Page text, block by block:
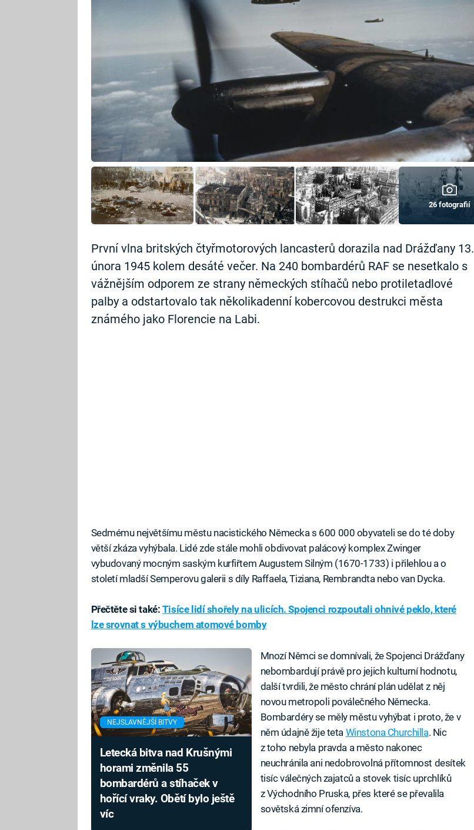
26 fotografií
První vlna britských čtyřmotorových lancasterů dorazila nad Drážďany 13.
února 1945 kolem desáté večer. Na 240 bombardérů RAF se nesetkalo s
vážnějším odporem ze strany německých stíhačů nebo protiletadlové
palby a odstartovalo tak několikadenní kobercovou destrukci města
známého jako Florencie na Labi.
Sedmému největšímu městu nacistického Německa s 600 000 obyvateli se do té doby
větší zkáza vyhýbala. Lidé zde stále mohli obdivovat palácový komplex Zwinger
vybudovaný mocným saským kurfiřtem Augustem Silným (1670-1733) i přilehlou a o
století mladší Semperovu galerii s díly Raffaela, Tiziana, Rembrandta nebo van Dycka.
Přečtěte si také: Tisíce lidí shořely na ulicích. Spojenci rozpoutali ohnivé peklo, které
lze srovnat s výbuchem atomové bomby
NEJSLAVNĚJŠÍ BITVY
Letecká bitva nad Krušnými
horami změnila 55
bombardérů a stíhaček v
hořící vraky. Obětí bylo ještě
víc
Mnozí Němci se domnívali, že Spojenci Drážďany
nebombardují právě pro jejich kulturní hodnotu,
další tvrdili, že město chrání plán udělat z něj
novou metropoli poválečného Německa.
Bombardéry se měly městu vyhýbat i proto, že v
něm údajně žije teta Winstona Churchilla. Nic
z toho nebyla pravda a město nakonec
neuchránila ani nedobrovolná přítomnost desítek
tisíc válečných zajatců a stovek tisíc uprchlíků
z Východního Pruska, přes které se převalila
sovětská zimní ofenzíva.